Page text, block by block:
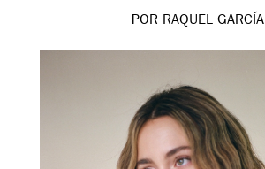
POR RAQUEL GARCÍA